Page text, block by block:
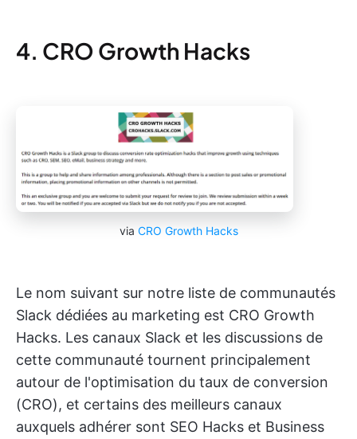
4. CRO Growth Hacks
via CRO Growth Hacks
Le nom suivant sur notre liste de communautés
Slack dédiées au marketing est CRO Growth
Hacks. Les canaux Slack et les discussions de
cette communauté tournent principalement
autour de l'optimisation du taux de conversion
(CRO), et certains des meilleurs canaux
auxquels adhérer sont SEO Hacks et Business